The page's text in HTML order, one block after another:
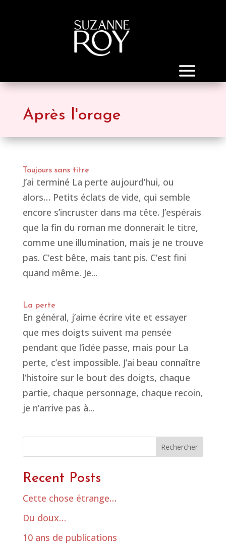
Après l'orage
Toujours sans titre
J’ai terminé La perte aujourd’hui, ou
alors… Petits éclats de vide, qui semble
encore s’incruster dans ma tête. J’espérais
que la fin du roman me donnerait le titre,
comme une illumination, mais je ne trouve
pas. C’est bête, mais tant pis. C’est fini
quand même. Je...
La perte
En général, j’aime écrire vite et essayer
que mes doigts suivent ma pensée
pendant que l’idée passe, mais pour La
perte, c’est impossible. J’ai beau connaître
l’histoire sur le bout des doigts, chaque
partie, chaque personnage, chaque recoin,
je n’arrive pas à...
Rechercher
Recent Posts
Cette chose étrange…
Du doux…
10 ans de publications